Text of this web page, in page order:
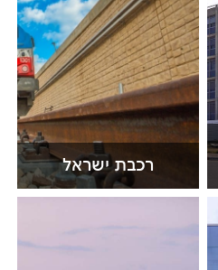
רכבת ישראל